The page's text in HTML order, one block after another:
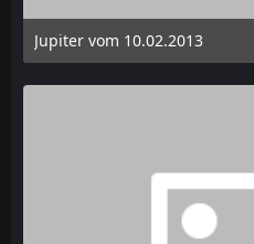
Jupiter vom 10.02.2013
10. Februar 2013 um